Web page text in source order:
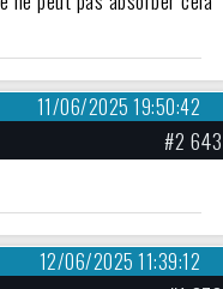
11/06/2025 19:50:42
#2 643
12/06/2025 11:39:12